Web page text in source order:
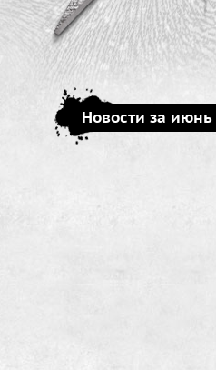
Новости за